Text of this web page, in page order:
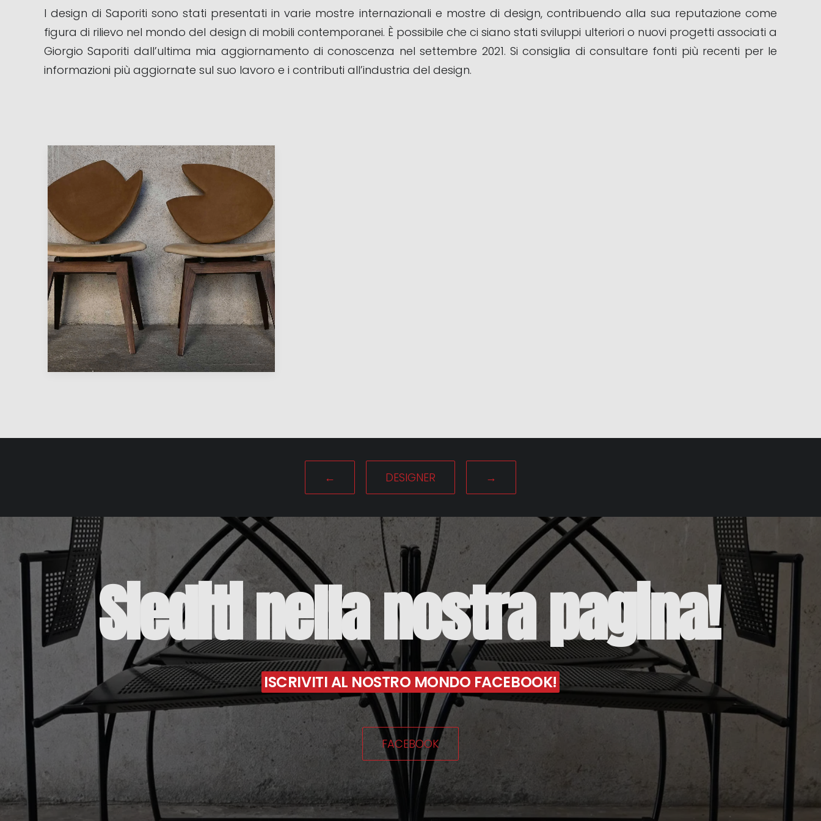
I design di Saporiti sono stati presentati in varie mostre internazionali e mostre di design, contribuendo alla sua reputazione come
figura di rilievo nel mondo del design di mobili contemporanei. È possibile che ci siano stati sviluppi ulteriori o nuovi progetti associati a
Giorgio Saporiti dall’ultima mia aggiornamento di conoscenza nel settembre 2021. Si consiglia di consultare fonti più recenti per le
informazioni più aggiornate sul suo lavoro e i contributi all’industria del design.
← DESIGNER →
Sieditinellanostrapagina!
ISCRIVITI AL NOSTRO MONDO FACEBOOK!
FACEBOOK